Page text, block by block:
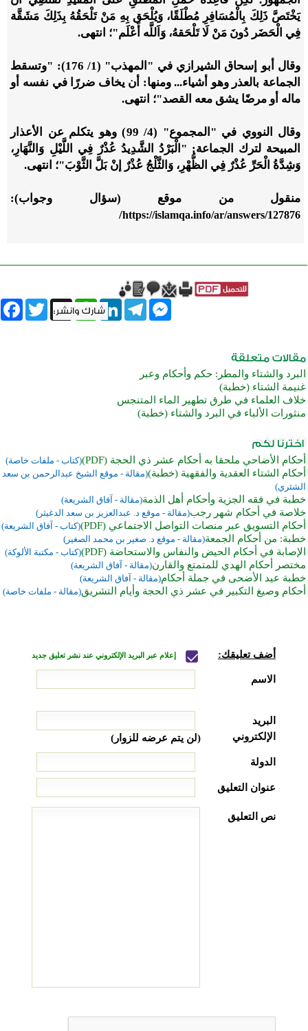
يَخْتَصَّ ذَلِكَ بِالْمُسَافِرِ مُطْلَقًا، وَيُلْحَق بِهِ مَنْ تَلْحَقُهُ بِذَلِكَ مَشَقَّة
فِي الْحَضَر دُونَ مَنْ لَا تَلْحَقهُ، وَاَللَّه أَعْلَم"؛ انتهى.
وقال أبو إسحاق الشيرازي في "المهذب" (1/ 176): "وتسقط
الجماعة بالعذر وهو أشياء... ومنها: أن يخاف ضررًا في نفسه أو
ماله أو مرضًا يشق معه القصد"؛ انتهى.
وقال النووي في "المجموع" (4/ 99) وهو يتكلم عن الأعذار
المبيحة لترك الجماعة: "الْبَرْدُ الشَّدِيدُ عُذْرٌ فِي اللَّيْلِ وَالنَّهَارِ،
وَشِدَّةُ الْحَرِّ عُذْرٌ فِي الظُّهْرِ، وَالثَّلْجُ عُذْرٌ إنْ بَلَّ الثَّوْبَ"؛ انتهى.
منقول من موقع (سؤال وجواب):
https://islamqa.info/ar/answers/127876
/
Twitter X
WhatsAppLinkedInTelegram
Messenger
البرد والشتاء والمطر: حكم وأحكام وعبر
غنيمة الشتاء (خطبة)
خلاف العلماء في طرق تطهير الماء المتنجس
منثورات الألباء في البرد والشتاء (خطبة)
أحكام الأضاحي ملحقا به أحكام عشر ذي الحجة (PDF) (كتاب - ملفات خاصة)
أحكام الشتاء العقدية والفقهية (خطبة)(مقالة - موقع الشيخ عبدالرحمن بن سعد
الشثري)
خطبة في فقه الجزية وأحكام أهل الذمة(مقالة - آفاق الشريعة)
خلاصة في أحكام شهر رجب(مقالة - موقع د. عبدالعزيز بن سعد الدغيثر)
أحكام التسويق عبر منصات التواصل الاجتماعي (PDF) (كتاب - آفاق الشريعة)
خطبة: من أحكام الجمعة(مقالة - موقع د. صغير بن محمد الصغير)
الإصابة في أحكام الحيض والنفاس والاستحاضة (PDF) (كتاب - مكتبة الألوكة)
مختصر أحكام الهدي للمتمتع والقارن(مقالة - آفاق الشريعة)
خطبة عيد الأضحى في جملة أحكام(مقالة - آفاق الشريعة)
أحكام وصيغ التكبير في عشر ذي الحجة وأيام التشريق(مقالة - ملفات خاصة)
أضف تعليقك: إعلام عبر البريد الإلكتروني عند نشر تعليق جديد
الاسم
البريد
الإلكتروني
(لن يتم عرضه للزوار)
الدولة
عنوان التعليق
نص التعليق